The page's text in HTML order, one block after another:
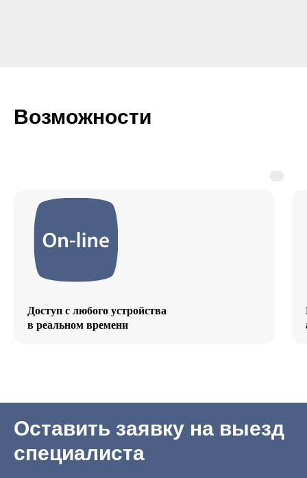
Возможности
Доступ с любого устройства
в реальном времени
Оставить заявку на выезд
специалиста